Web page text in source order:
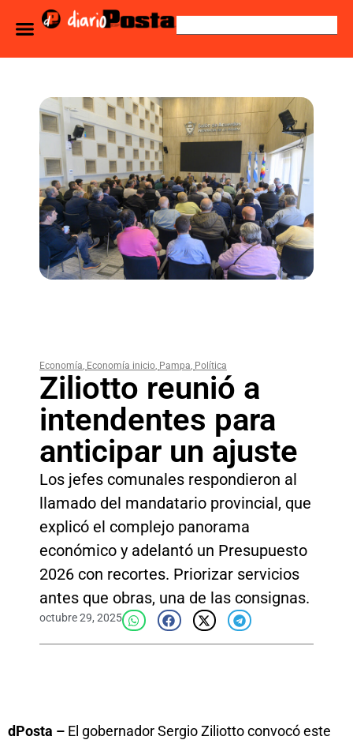
Economía, Economía inicio, Pampa, Política
Ziliotto reunió a
intendentes para
anticipar un ajuste
Los jefes comunales respondieron al
llamado del mandatario provincial, que
explicó el complejo panorama
económico y adelantó un Presupuesto
2026 con recortes. Priorizar servicios
antes que obras, una de las consignas.
octubre 29, 2025
dPosta – El gobernador Sergio Ziliotto convocó este